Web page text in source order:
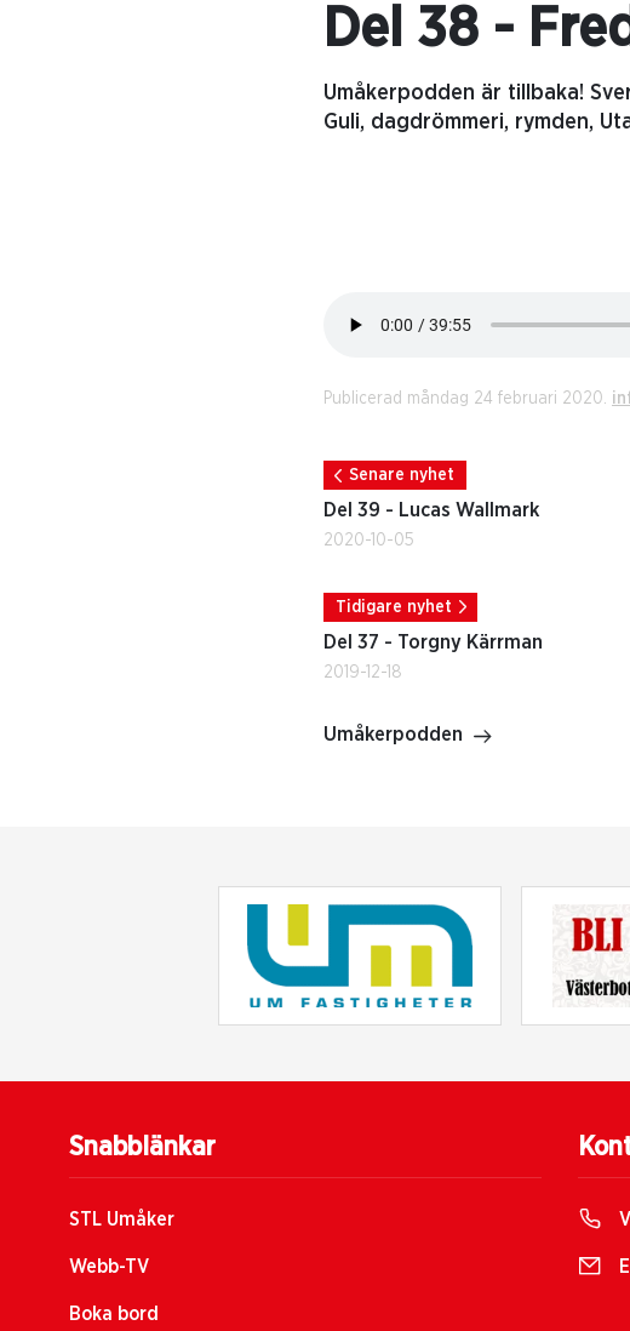
Del 38 -
Umåkerpodden är tillbaka!
Guli, dagdrömmeri, rymden,
Publicerad måndag 24 februari 2020.
Senare nyhet
Del 39 - Lucas Wallmark
2020-10-05
Tidigare nyhet
Del 37 - Torgny Kärrman
2019-12-18
Umåkerpodden
Snabblänkar
STL Umåker
Webb-TV
Boka bord